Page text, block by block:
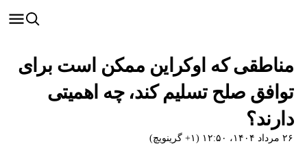
مناطقی که اوکراین ممکن است برای
توافق صلح تسلیم کند، چه اهمیتی
دارند؟
۲۶ مرداد ۱۴۰۴، ۱۲:۵۰ (‎+۱ گرینویچ)